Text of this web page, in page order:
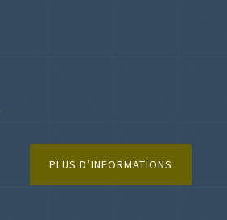
PLUS D’INFORMATIONS